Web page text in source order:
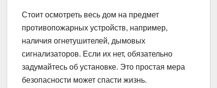
Стоит осмотреть весь дом на предмет
противопожарных устройств, например,
наличия огнетушителей, дымовых
сигнализаторов. Если их нет, обязательно
задумайтесь об установке. Это простая мера
безопасности может спасти жизнь.